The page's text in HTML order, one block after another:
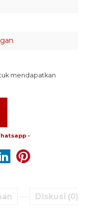
mendapatkan
-
Diskusi (0)